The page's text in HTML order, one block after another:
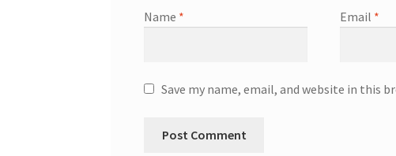
Name * Email *
Save my name, email, and website in this